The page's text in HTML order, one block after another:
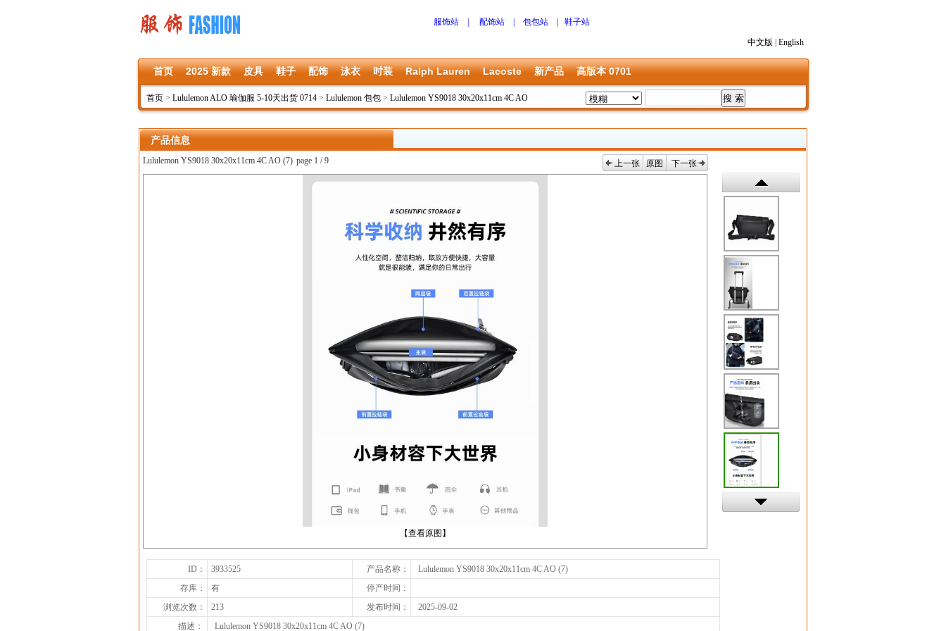
服饰站 配饰站 包包站 鞋子站
中文版 English
首页 2025 新款 皮具 鞋子 配饰 泳衣 时装 Ralph Lauren Lacoste 新产品 高版本 0701
首页 > Lululemon ALO 瑜伽服 5-10天出货 0714 > Lululemon 包包 > Lululemon YS9018 30x20x11cm 4C AO
产品信息
Lululemon YS9018 30x20x11cm 4C AO (7) page 1 / 9 上一张 原图 下一张
【查看原图】
ID： 3933525 产品名称：
Lululemon YS9018 30x20x11cm 4C AO (7)
存库：
有
停产时间：
浏览次数：
213 发布时间：
2025-09-02
描述：
Lululemon YS9018 30x20x11cm 4C AO (7)